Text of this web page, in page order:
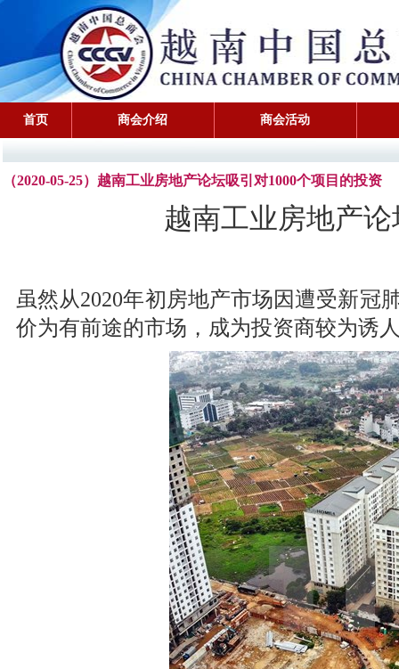
首页 商会介绍 商会活动
（2020-05-25）越南工业房地产论坛吸引对1000个项目的投资
越南工业房地产
虽然从2020年初房地产市场因遭受新冠
价为有前途的市场，成为投资商较为诱